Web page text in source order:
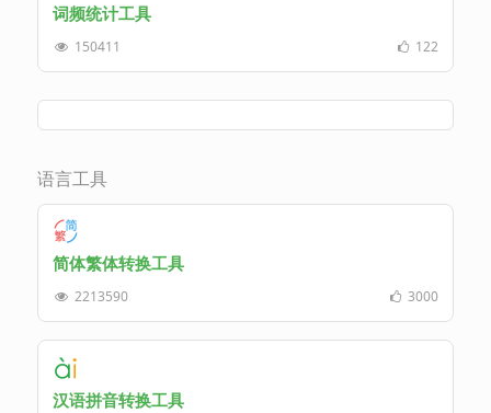
词频统计工具
150411 122
语言工具
简体繁体转换工具
2213590 3000
汉语拼音转换工具